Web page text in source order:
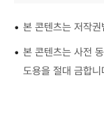
• 본 콘텐츠는 저작
• 본 콘텐츠는 사전
도용을 절대 금합니